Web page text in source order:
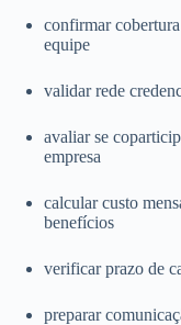
confirmar
equipe
validar rede
avaliar se
empresa
calcular custo
benefícios
verificar prazo de
preparar